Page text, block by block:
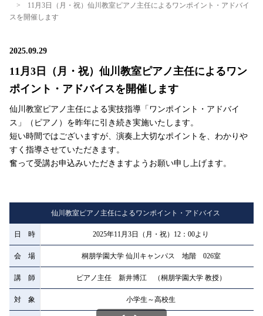
11月3日（月・祝）仙川教室ピアノ主任によるワンポイント・アドバイ
スを開催します
2025.09.29
11月3日（月・祝）仙川教室ピアノ主任によるワン
ポイント・アドバイスを開催します
仙川教室ピアノ主任による実技指導「ワンポイント・アドバイ
ス」（ピアノ）を昨年に引き続き実施いたします。
短い時間ではございますが、演奏上大切なポイントを、わかりや
すく指導させていただきます。
奮って受講お申込みいただきますようお願い申し上げます。
仙川教室ピアノ主任によるワンポイント・アドバイス
日 時 2025年11月3日（月・祝）12：00より
会 場 桐朋学園大学 仙川キャンパス 地階 026室
講 師 ピアノ主任 新井博江 （桐朋学園大学 教授）
対 象 小学生～高校生